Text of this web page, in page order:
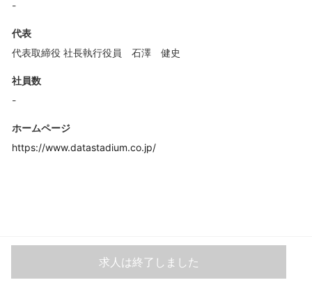
-
代表
代表取締役 社長執行役員 石澤 健史
社員数
-
ホームページ
https://www.datastadium.co.jp/
求人は終了しました